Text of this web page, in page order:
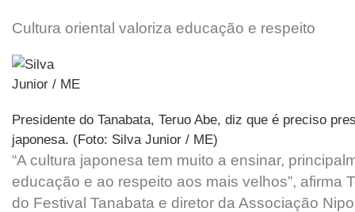
Cultura oriental valoriza educação e respeito
Presidente do Tanabata, Teruo Abe, diz que é preciso
japonesa. (Foto: Silva Junior / ME)
“A cultura japonesa tem muito a ensinar,
educação e ao respeito aos mais velhos”, afirma
do Festival Tanabata e diretor da Associação